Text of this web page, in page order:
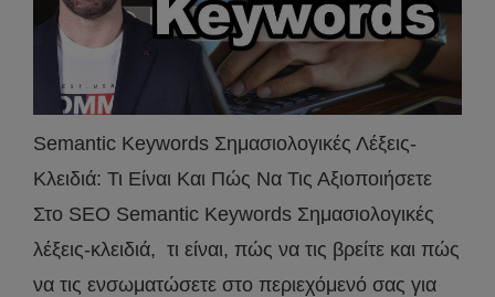
Semantic Keywords Σημασιολογικές Λέξεις-
Κλειδιά: Τι Είναι Και Πώς Να Τις Αξιοποιήσετε
Στο SEO Semantic Keywords Σημασιολογικές
λέξεις-κλειδιά, τι είναι, πώς να τις βρείτε και πώς
να τις ενσωματώσετε στο περιεχόμενό σας για